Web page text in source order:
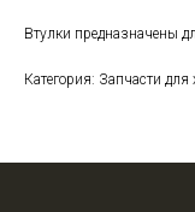
Втулки предназначены
Категория: Запчасти для